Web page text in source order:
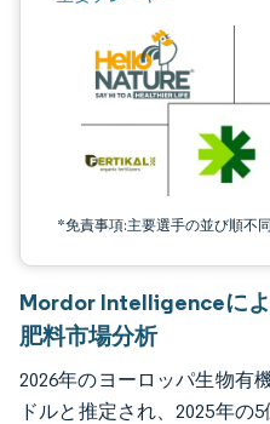
*免責事項:主要選手の並び順不同
Mordor Intelligenceに
肥料市場分析
2026年のヨーロッパ生物有
ドルと推定され、2025年の